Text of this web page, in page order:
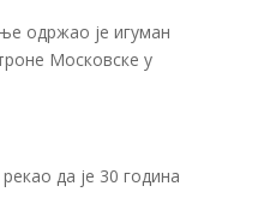
одржао је игуман
Московске у
да је 30 година